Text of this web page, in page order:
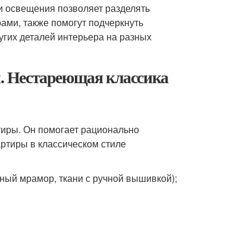
позволяет разделять
также помогут подчеркнуть
деталей интерьера на разных
классика
Он помогает рационально
в классическом стиле
мрамор, ткани с ручной вышивкой);